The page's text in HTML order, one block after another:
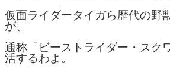
仮面ライダータイガら歴代の野
が、
通称「ビーストライダー・スク
活するわよ。